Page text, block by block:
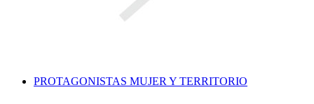
PROTAGONISTAS MUJER Y TERRITORIO